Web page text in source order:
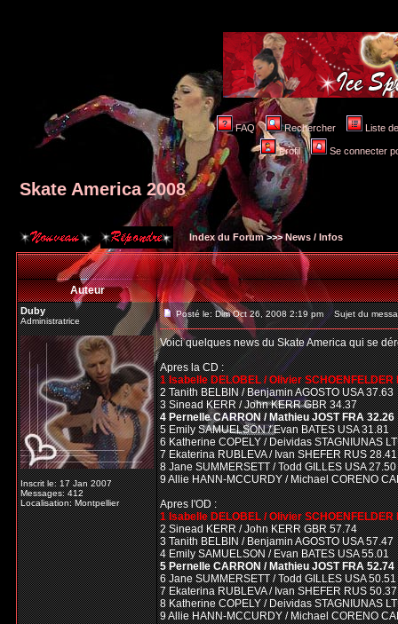
FAQ Rechercher Liste
Profil Se connecter
Skate America 2008
Index du Forum>>>News / Infos
Auteur
Duby
Administratrice
Inscrit le: 17 Jan 2007
Messages: 412
Localisation: Montpellier
Posté le: Dim Oct 26, 2008 2:19 pm Sujet du
Voici quelques news du Skate America qui se
Apres la CD :
1 Isabelle DELOBEL / Olivier SCHOENFELDER
2 Tanith BELBIN / Benjamin AGOSTO USA 37.63
3 Sinead KERR / John KERR GBR 34.37
4 Pernelle CARRON / Mathieu JOST FRA 32.26
5 Emily SAMUELSON / Evan BATES USA 31.81
6 Katherine COPELY / Deividas STAGNIUNAS
7 Ekaterina RUBLEVA / Ivan SHEFER RUS 28.41
8 Jane SUMMERSETT / Todd GILLES USA 27.50
9 Allie HANN-MCCURDY / Michael CORENO
Apres l'OD :
1 Isabelle DELOBEL / Olivier SCHOENFELDER
2 Sinead KERR / John KERR GBR 57.74
3 Tanith BELBIN / Benjamin AGOSTO USA 57.47
4 Emily SAMUELSON / Evan BATES USA 55.01
5 Pernelle CARRON / Mathieu JOST FRA 52.74
6 Jane SUMMERSETT / Todd GILLES USA 50.51
7 Ekaterina RUBLEVA / Ivan SHEFER RUS 50.37
8 Katherine COPELY / Deividas STAGNIUNAS
9 Allie HANN-MCCURDY / Michael CORENO